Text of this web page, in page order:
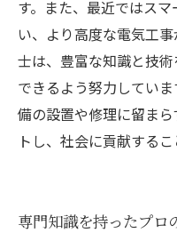
す。また、最近ではス
い、より高度な電気工
士は、豊富な知識と技
できるよう努力してい
備の設置や修理に留ま
トし、社会に貢献するこ
専門知識を持ったプロ